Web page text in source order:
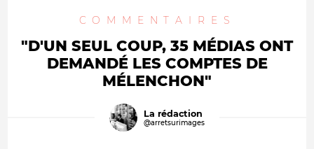
COMMENTAIRES
"D'UN SEUL COUP, 35 MÉDIAS ONT
DEMANDÉ LES COMPTES DE
MÉLENCHON"
La rédaction
@arretsurimages